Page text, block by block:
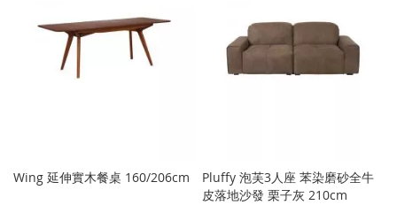
Wing 延伸實木餐桌 160/206cm
Pluffy 泡芙3人座 苯染磨砂全牛
皮落地沙發 栗子灰 210cm